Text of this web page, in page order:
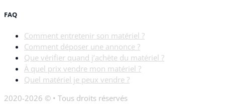
FAQ
Comment entretenir son matériel ?
Comment déposer une annonce ?
Que vérifier quand j’achète du matériel ?
À quel prix vendre mon matériel ?
Quel matériel je peux vendre ?
2020-2026 © • Tous droits réservés